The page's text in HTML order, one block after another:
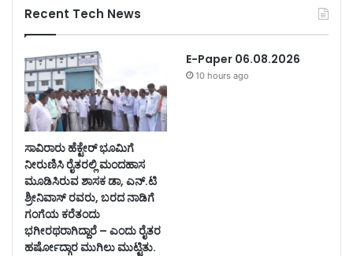
Recent Tech News
ಸಾವಿರಾರು ಹೆಕ್ಟೇರ್ ಭೂಮಿಗೆ
ನೀರುಣಿಸಿ ರೈತರಲ್ಲಿ ಮಂದಹಾಸ
ಮೂಡಿಸಿರುವ ಶಾಸಕ ಡಾ, ಎನ್.ಟಿ
ಶ್ರೀನಿವಾಸ್ ರವರು, ಬರದ ನಾಡಿಗೆ
ಗಂಗೆಯ ಕರೆತಂದು
ಭಗೀರಥರಾಗಿದ್ದಾರೆ – ಎಂದು ರೈತರ
ಹರ್ಷೋದ್ಗಾರ ಮುಗಿಲು ಮುಟ್ಟಿತು.
E-Paper 06.08.2026
10 hours ago